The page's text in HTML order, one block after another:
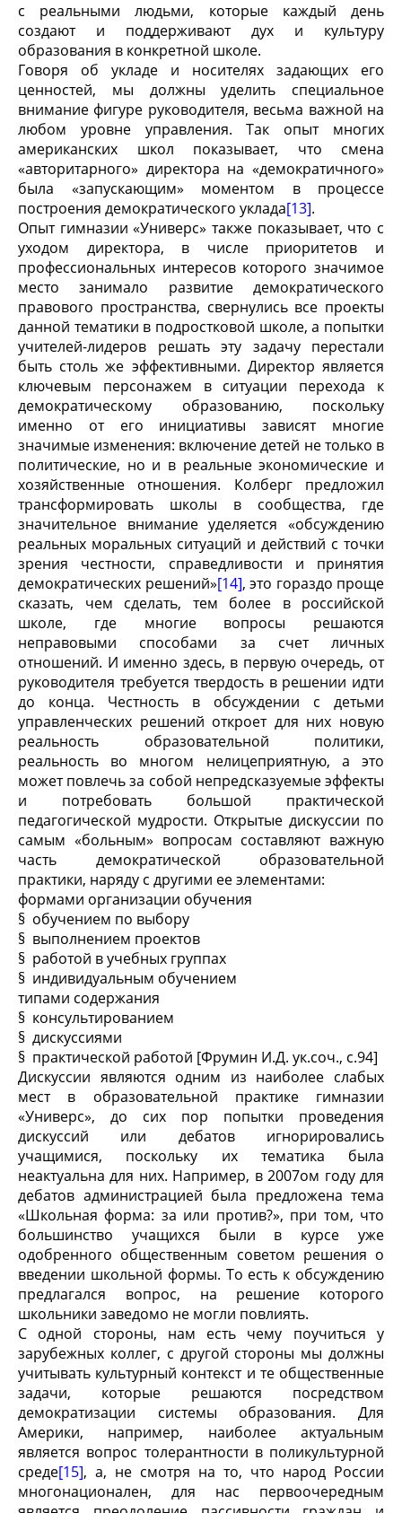
с реальными людьми, которые каждый день
создают и поддерживают дух и культуру
образования в конкретной школе.
Говоря об укладе и носителях задающих его
ценностей, мы должны уделить специальное
внимание фигуре руководителя, весьма важной на
любом уровне управления. Так опыт многих
американских школ показывает, что смена
«авторитарного» директора на «демократичного»
была «запускающим» моментом в процессе
построения демократического уклада[13].
Опыт гимназии «Универс» также показывает, что с
уходом директора, в числе приоритетов и
профессиональных интересов которого значимое
место занимало развитие демократического
правового пространства, свернулись все проекты
данной тематики в подростковой школе, а попытки
учителей-лидеров решать эту задачу перестали
быть столь же эффективными. Директор является
ключевым персонажем в ситуации перехода к
демократическому образованию, поскольку
именно от его инициативы зависят многие
значимые изменения: включение детей не только в
политические, но и в реальные экономические и
хозяйственные отношения. Колберг предложил
трансформировать школы в сообщества, где
значительное внимание уделяется «обсуждению
реальных моральных ситуаций и действий с точки
зрения честности, справедливости и принятия
демократических решений»[14], это гораздо проще
сказать, чем сделать, тем более в российской
школе, где многие вопросы решаются
неправовыми способами за счет личных
отношений. И именно здесь, в первую очередь, от
руководителя требуется твердость в решении идти
до конца. Честность в обсуждении с детьми
управленческих решений откроет для них новую
реальность образовательной политики,
реальность во многом нелицеприятную, а это
может повлечь за собой непредсказуемые эффекты
и потребовать большой практической
педагогической мудрости. Открытые дискуссии по
самым «больным» вопросам составляют важную
часть демократической образовательной
практики, наряду с другими ее элементами:
формами организации обучения
§ обучением по выбору
§ выполнением проектов
§ работой в учебных группах
§ индивидуальным обучением
типами содержания
§ консультированием
§ дискуссиями
§ практической работой [Фрумин И.Д. ук.соч., с.94]
Дискуссии являются одним из наиболее слабых
мест в образовательной практике гимназии
«Универс», до сих пор попытки проведения
дискуссий или дебатов игнорировались
учащимися, поскольку их тематика была
неактуальна для них. Например, в 2007ом году для
дебатов администрацией была предложена тема
«Школьная форма: за или против?», при том, что
большинство учащихся были в курсе уже
одобренного общественным советом решения о
введении школьной формы. То есть к обсуждению
предлагался вопрос, на решение которого
школьники заведомо не могли повлиять.
С одной стороны, нам есть чему поучиться у
зарубежных коллег, с другой стороны мы должны
учитывать культурный контекст и те общественные
задачи, которые решаются посредством
демократизации системы образования. Для
Америки, например, наиболее актуальным
является вопрос толерантности в поликультурной
среде[15], а, не смотря на то, что народ России
многонационален, для нас первоочередным